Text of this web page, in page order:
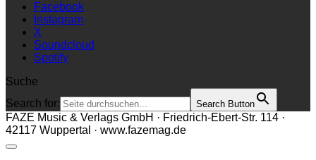
Facebook
Instagram
X
Soundcloud
Spotify
Suche
Search for:
Search Button
FAZE Music & Verlags GmbH · Friedrich-Ebert-Str. 114 ·
42117 Wuppertal · www.fazemag.de